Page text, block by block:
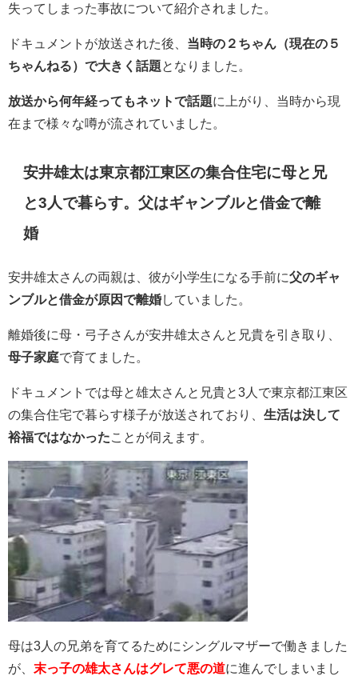
失ってしまった事故について紹介されました。
ドキュメントが放送された後、 当時の２ちゃん（現在の５
ちゃんねる）で大きく話題 となりました。
放送から何年経ってもネットで話題に上がり、当時から現
在まで様々な噂が流されていました。
安井雄太は東京都江東区の集合住宅に母と兄
と3人で暮らす。父はギャンブルと借金で離
婚
安井雄太さんの両親は、彼が小学生になる手前に父のギャ
ンブルと借金が原因で離婚していました。
離婚後に母・弓子さんが安井雄太さんと兄貴を引き取り、
母子家庭で育てました。
ドキュメントでは母と雄太さんと兄貴と3人で東京都江東区
の集合住宅で暮らす様子が放送されており、 生活は決して
裕福ではなかった ことが伺えます。
母は3人の兄弟を育てるためにシングルマザーで働きました
が、 末っ子の雄太さんはグレて悪の道に進んでしまいまし